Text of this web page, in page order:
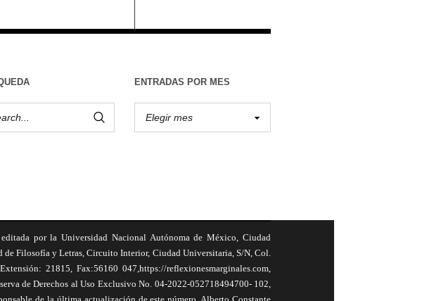
ENTRADAS POR MES
por la Universidad Nacional Autónoma de México, Ciudad
Filosofía y Letras, Circuito Interior, Ciudad Universitaria, S/N, Col.
21815, Fax:56160 047,https://reflexionesmarginales.com,
de Derechos al Uso Exclusivo No. 04-2022-052718494700- 102,